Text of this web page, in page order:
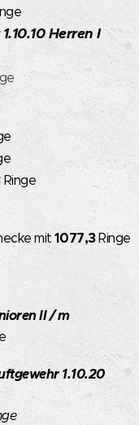
Herren I
Ringe
mit 1077,3Ringe
II / m
1.10.20